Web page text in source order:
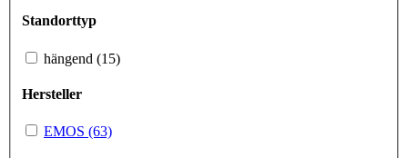
Standorttyp
hängend (15)
Hersteller
EMOS (63)